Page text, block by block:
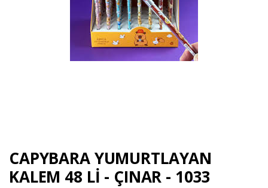
CAPYBARA YUMURTLAYAN
KALEM 48 Lİ - ÇINAR - 1033